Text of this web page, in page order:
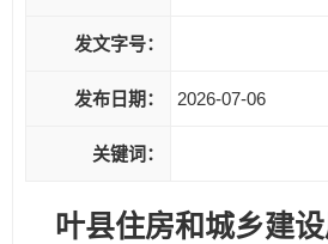
发文字号：
发布日期： 2026-07-06
关键词：
叶县住房和城乡建